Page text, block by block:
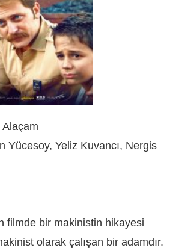
Alaçam
Yücesoy, Yeliz Kuvancı, Nergis
filmde bir makinistin hikayesi
olarak çalışan bir adamdır.